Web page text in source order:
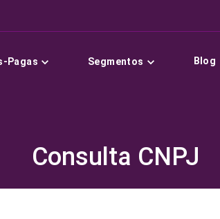
Pagas Segmentos Blog
Consulta CNPJ